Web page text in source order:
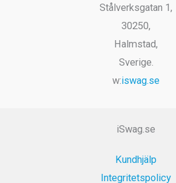
Stålverksgatan 1,
30250,
Halmstad,
Sverige.
w:iswag.se
iSwag.se
Kundhjälp
Integritetspolicy